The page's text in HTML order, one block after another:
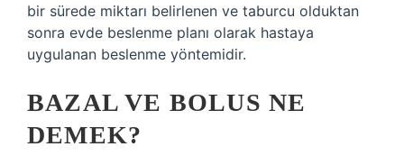
bir sürede miktarı belirlenen ve taburcu olduktan
sonra evde beslenme planı olarak hastaya
uygulanan beslenme yöntemidir.
BAZAL VE BOLUS NE
DEMEK?